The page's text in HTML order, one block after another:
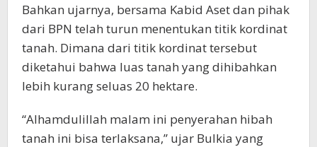
Bahkan ujarnya, bersama Kabid Aset dan pihak
dari BPN telah turun menentukan titik kordinat
tanah. Dimana dari titik kordinat tersebut
diketahui bahwa luas tanah yang dihibahkan
lebih kurang seluas 20 hektare.
“Alhamdulillah malam ini penyerahan hibah
tanah ini bisa terlaksana,” ujar Bulkia yang